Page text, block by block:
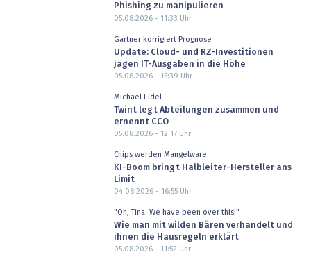
Phishing zu manipulieren
05.08.2026 - 11:33 Uhr
Gartner korrigiert Prognose
Update: Cloud- und RZ-Investitionen
jagen IT-Ausgaben in die Höhe
05.08.2026 - 15:39 Uhr
Michael Eidel
Twint legt Abteilungen zusammen und
ernennt CCO
05.08.2026 - 12:17Uhr
Chips werden Mangelware
KI-Boom bringt Halbleiter-Hersteller ans
Limit
04.08.2026 - 16:55Uhr
"Oh, Tina. We have been over this!"
Wie man mit wilden Bären verhandelt und
ihnen die Hausregeln erklärt
05.08.2026 - 11:52 Uhr